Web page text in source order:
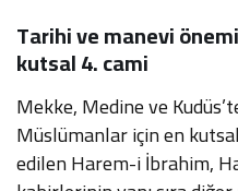
Tarihi ve manevi
kutsal 4. cami
Mekke, Medine ve
Müslümanlar için en
edilen Harem-i İbrahim,